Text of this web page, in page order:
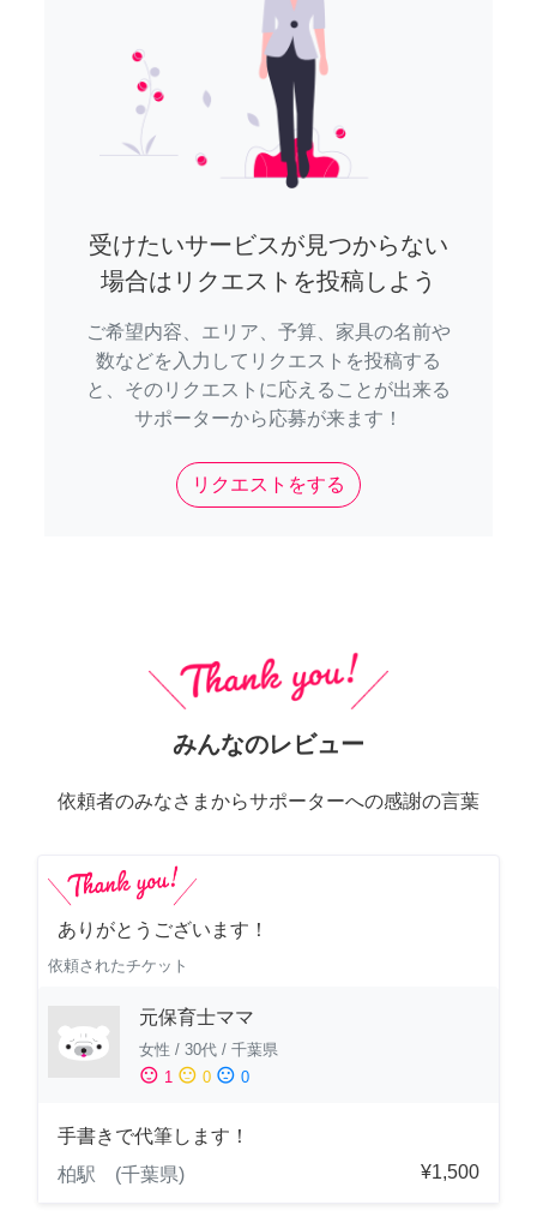
受けたいサービスが見つからない
場合はリクエストを投稿しよう
ご希望内容、エリア、予算、家具の名前や
数などを入力してリクエストを投稿する
と、そのリクエストに応えることが出来る
サポーターから応募が来ます！
リクエストをする
みんなのレビュー
依頼者のみなさまからサポーターへの感謝の言葉
ありがとうございます！
依頼されたチケット
元保育士ママ
女性 / 30代 / 千葉県
sentiment_satisfied 1 sentiment_neutral 0 sentiment_dissatisfied 0
手書きで代筆します！
柏駅 (千葉県)
¥1,500